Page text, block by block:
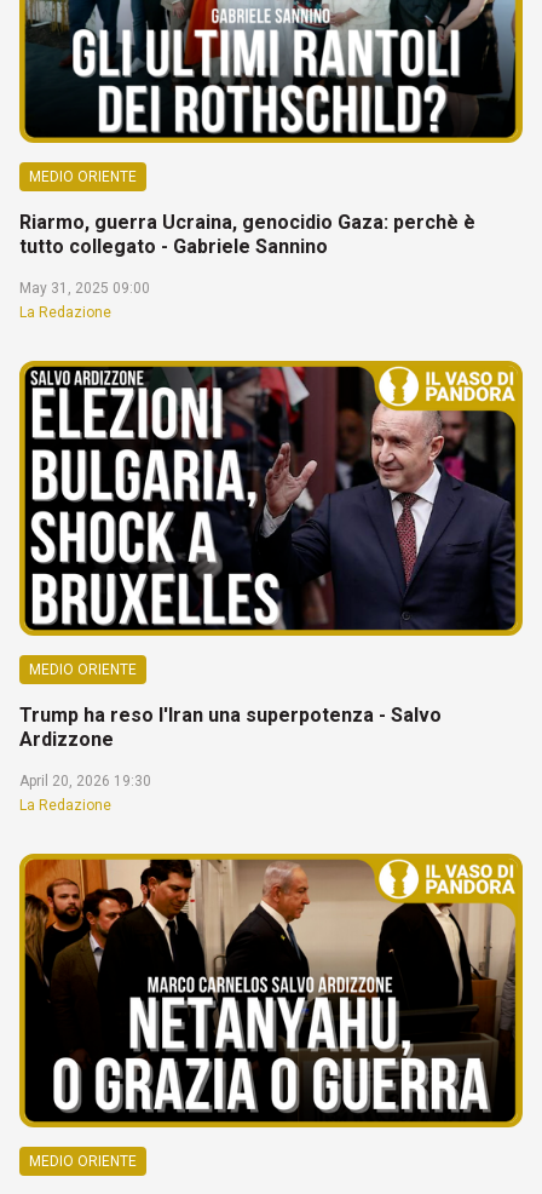
MEDIO ORIENTE
Riarmo, guerra Ucraina, genocidio Gaza: perchè è
tutto collegato - Gabriele Sannino
May 31, 2025 09:00
La Redazione
MEDIO ORIENTE
Trump ha reso l'Iran una superpotenza - Salvo
Ardizzone
April 20, 2026 19:30
La Redazione
MEDIO ORIENTE